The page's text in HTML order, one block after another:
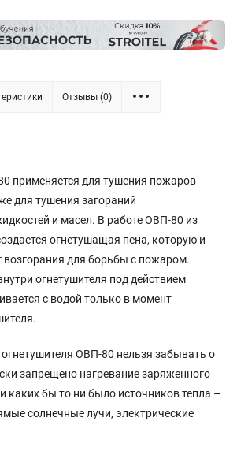
Отзывы (0)
применяется для тушения пожаров
для тушения загораний
и масел. В работе ОВП-80 из
огнетушащая пена, которую и
возгорания для борьбы с пожаром.
огнетушителя под действием
с водой только в момент
ОВП-80 нельзя забывать о
запрещено нагревание заряженного
каких бы то ни было источников тепла –
солнечные лучи, электрические